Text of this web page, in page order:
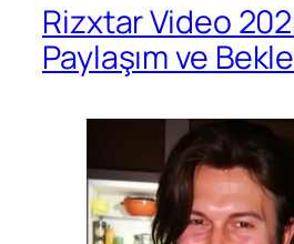
Rizxtar Video
Paylaşım ve